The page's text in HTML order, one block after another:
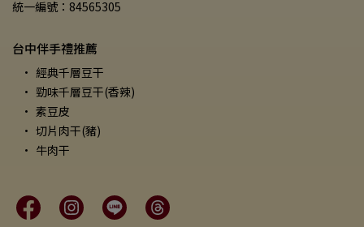
統一編號：84565305
台中伴手禮推薦
經典千層豆干
勁味千層豆干(香辣)
素豆皮
切片肉干(豬)
牛肉干